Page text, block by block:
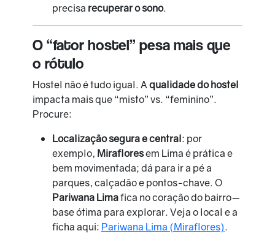
precisa recuperar o sono.
O “fator hostel” pesa mais que
o rótulo
Hostel não é tudo igual. Aqualidade do hostel
impacta mais que “misto” vs. “feminino”.
Procure:
Localização segura e central: por
exemplo, Mirafloresem Lima é prática e
bem movimentada; dá para ir a pé a
parques, calçadão e pontos-chave. O
Pariwana Limafica no coração do bairro—
base ótima para explorar. Veja o local e a
ficha aqui: Pariwana Lima (Miraflores).